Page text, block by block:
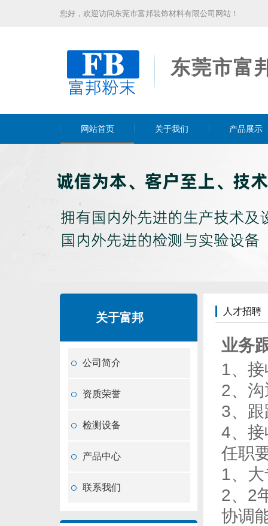
您好，欢迎访问东莞市富邦装饰材料有限公司网站！
东莞市富
网站首页 关于我们 产品展示
关于富邦
公司简介
资质荣誉
检测设备
产品中心
联系我们
人才招聘
业务
1、
2、
3、
4、
任职
1、
2、2
协调